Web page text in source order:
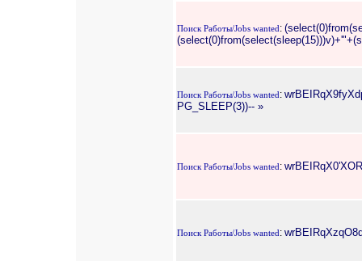
Поиск Работы/Jobs wanted :
Поиск Работы/Jobs wanted :
PG_SLEEP(3))-- »
Поиск Работы/Jobs wanted :
Поиск Работы/Jobs wanted :